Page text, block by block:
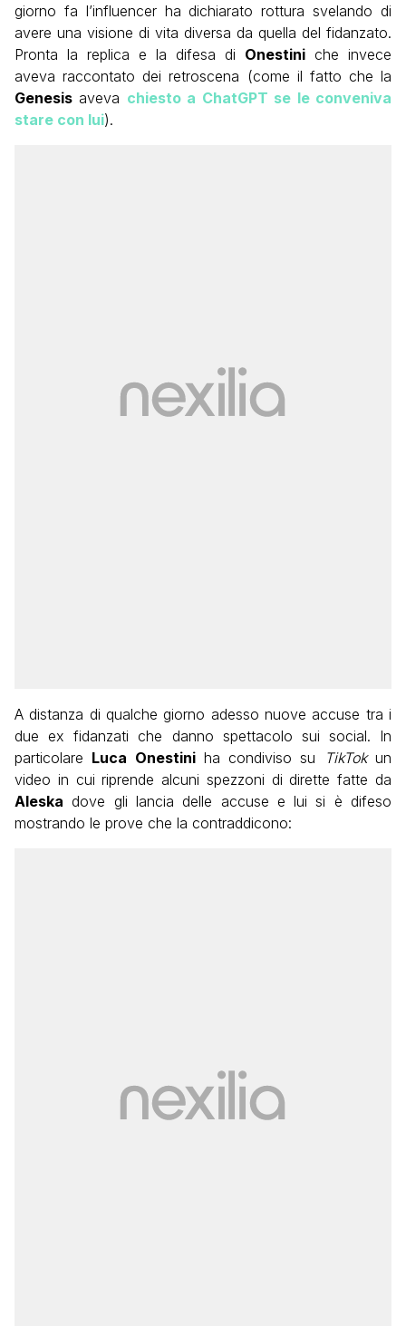
giorno fa l’influencer ha dichiarato rottura svelando di
avere una visione di vita diversa da quella del fidanzato.
Pronta la replica e la difesa di Onestini che invece
aveva raccontato dei retroscena (come il fatto che la
Genesis aveva chiesto a ChatGPT se le conveniva
stare con lui).
A distanza di qualche giorno adesso nuove accuse tra i
due ex fidanzati che danno spettacolo sui social. In
particolare Luca Onestiniha condiviso su TikTokun
video in cui riprende alcuni spezzoni di dirette fatte da
Aleska dove gli lancia delle accuse e lui si è difeso
mostrando le prove che la contraddicono: